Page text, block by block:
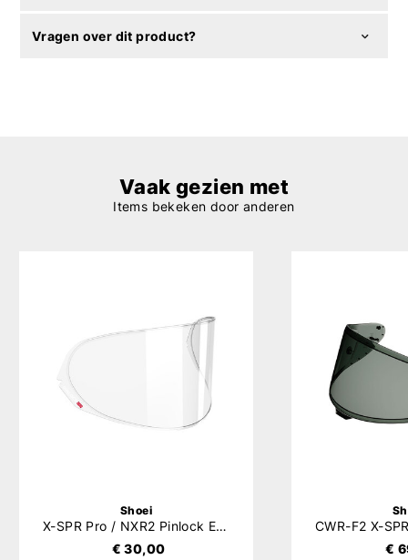
Vragen over dit product?
Vaak gezien met
Items bekeken door anderen
Shoei
X-SPR Pro / NXR2 Pinlock Evo (DKS304)
€ 30,00
€